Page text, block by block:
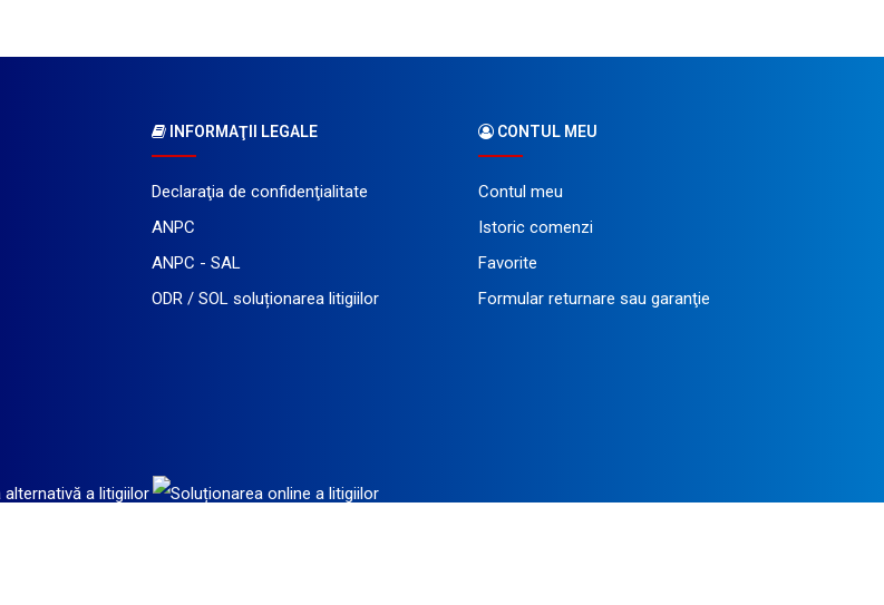
INFORMAŢII LEGALE
Declaraţia de confidenţialitate
ANPC
ANPC - SAL
ODR / SOL soluționarea litigiilor
CONTUL MEU
Contul meu
Istoric comenzi
Favorite
Formular returnare sau garanţie